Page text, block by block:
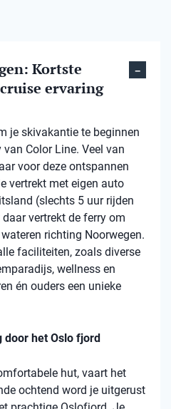
Kortste
ervaring
je skivakantie te beginnen
Color Line. Veel van
voor deze ontspannen
vertrekt met eigen auto
(slechts 5 uur rijden
vertrekt de ferry om
richting Noorwegen.
faciliteiten, zoals diverse
wellness en
én ouders een unieke
door het Oslo fjord
hut, vaart het
ochtend word je uitgerust